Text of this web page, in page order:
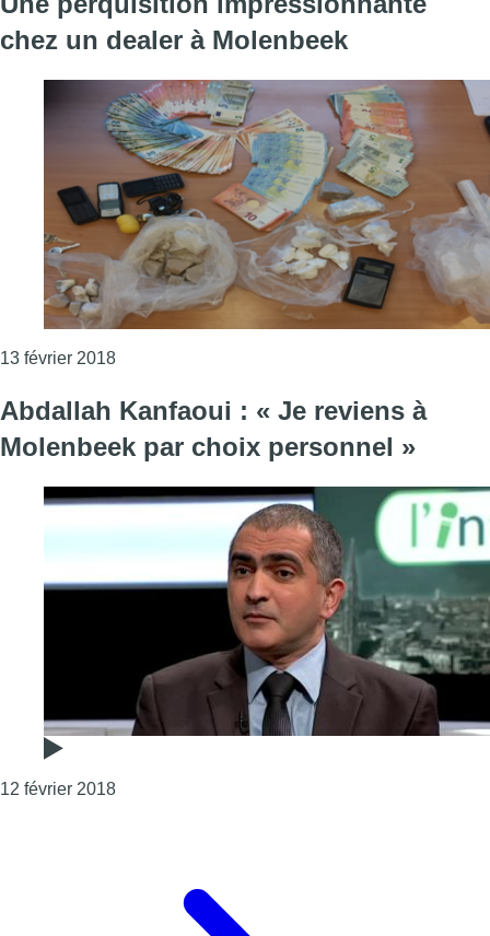
chez un dealer à Molenbeek
13 février 2018Consulter l'article "Une perquisition
Abdallah Kanfaoui : « Je reviens à
Molenbeek par choix personnel »
12 février 2018Consulter l'article "Abdallah Kanfaoui : « Je